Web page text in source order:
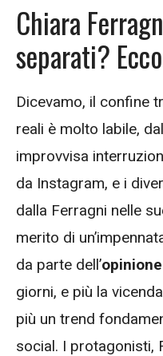
Chiara
separati?
Dicevamo, il confine
reali è molto labile,
improvvisa
da Instagram, e i
dalla Ferragni nelle
merito di
da parte dell’
giorni, e più la
più un trend
social. I protagonisti,